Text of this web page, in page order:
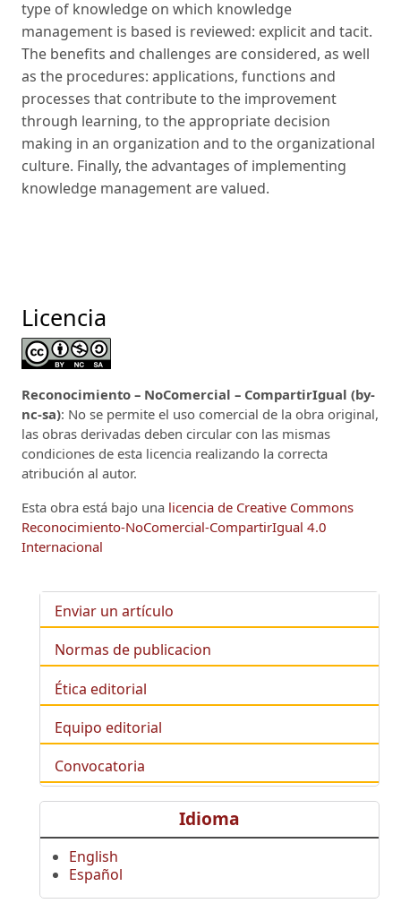
type of knowledge on which knowledge
management is based is reviewed: explicit and tacit.
The benefits and challenges are considered, as well
as the procedures: applications, functions and
processes that contribute to the improvement
through learning, to the appropriate decision
making in an organization and to the organizational
culture. Finally, the advantages of implementing
knowledge management are valued.
Licencia
Reconocimiento – NoComercial – CompartirIgual (by-
nc-sa): No se permite el uso comercial de la obra original,
las obras derivadas deben circular con las mismas
condiciones de esta licencia realizando la correcta
atribución al autor.
Esta obra está bajo una licencia de Creative Commons
Reconocimiento-NoComercial-CompartirIgual 4.0
Internacional
Enviar un artículo
Normas de publicacion
Ética editorial
Equipo editorial
Convocatoria
Idioma
English
Español